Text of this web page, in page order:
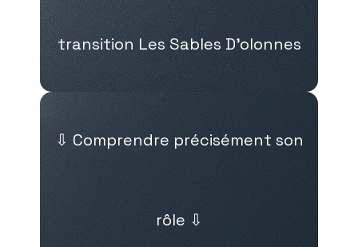
transition Les Sables D’olonnes
⇩ Comprendre précisément son
rôle ⇩